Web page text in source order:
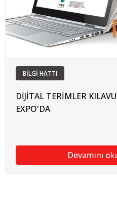
BİLGİ HATTI
DİJİTAL TERİMLER
EXPO'DA
Devamını